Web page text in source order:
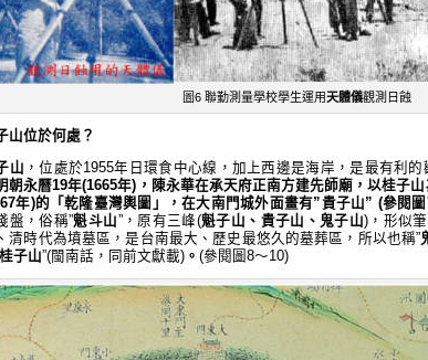
圖6 聯勤測量學校學生運用天體儀觀測日蝕
山位於何處？
山 ，位處於1955年日環食中心線，加上西邊是海岸，是最有利
朝永曆19年(1665年) ，陳永華在承天府正南方建先師廟，以桂子山
年)的「乾隆臺灣輿圖」，在大南門城外面畫有”貴子山” (參閱圖
盤，俗稱”魁斗山”，原有三峰(魁子山 、 貴子山 、 鬼子山)，形似
清時代為墳墓區，是台南最大、歷史最悠久的墓葬區，所以也稱”
桂子山”(閩南話，同前文獻載) 。 (參閱圖8〜10)